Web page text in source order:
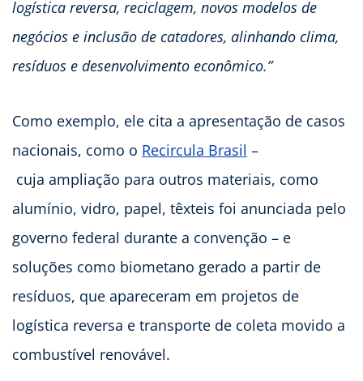
logística reversa, reciclagem, novos modelos de
negócios e inclusão de catadores, alinhando clima,
resíduos e desenvolvimento econômico.”​
Como exemplo, ele cita a apresentação de casos
nacionais, como o Recircula Brasil –
cuja ampliação para outros materiais, como
alumínio, vidro, papel, têxteis foi anunciada pelo
governo federal durante a convenção – e
soluções como biometano gerado a partir de
resíduos, que apareceram em projetos de
logística reversa e transporte de coleta movido a
combustível renovável.​